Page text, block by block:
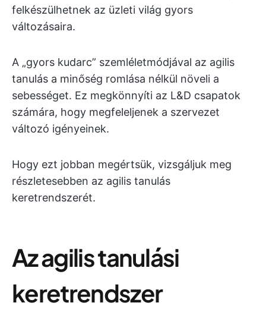
felkészülhetnek az üzleti világ gyors
változásaira.
A „gyors kudarc” szemléletmódjával az agilis
tanulás a minőség romlása nélkül növeli a
sebességet. Ez megkönnyíti az L&D csapatok
számára, hogy megfeleljenek a szervezet
változó igényeinek.
Hogy ezt jobban megértsük, vizsgáljuk meg
részletesebben az agilis tanulás
keretrendszerét.
Az agilis tanulási
keretrendszer